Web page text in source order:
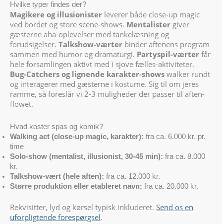
Hvilke typer findes der?
Magikere og illusionister leverer både close-up magic
ved bordet og store scene-shows. Mentalister giver
gæsterne aha-oplevelser med tankelæsning og
forudsigelser. Talkshow-værter binder aftenens program
sammen med humor og dramaturgi. Partyspil-værter får
hele forsamlingen aktivt med i sjove fælles-aktiviteter.
Bug-Catchers og lignende karakter-shows walker rundt
og interagerer med gæsterne i kostume. Sig til om jeres
ramme, så foreslår vi 2-3 muligheder der passer til aften-
flowet.
Hvad koster spas og komik?
Walking act (close-up magic, karakter): fra ca. 6.000 kr. pr.
time
Solo-show (mentalist, illusionist, 30-45 min): fra ca. 8.000
kr.
Talkshow-vært (hele aften): fra ca. 12.000 kr.
Større produktion eller etableret navn: fra ca. 20.000 kr.
Rekvisitter, lyd og kørsel typisk inkluderet. Send os en
uforpligtende forespørgsel.